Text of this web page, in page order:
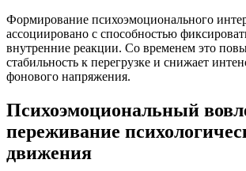
Формирование психоэмоционального
ассоциировано с способностью
внутренние реакции. Со временем это
стабильность к перегрузке и снижает
фонового напряжения.
Психоэмоциональный
переживание
движения